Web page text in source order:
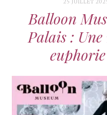
25 JUILLET
Balloon
Palais :